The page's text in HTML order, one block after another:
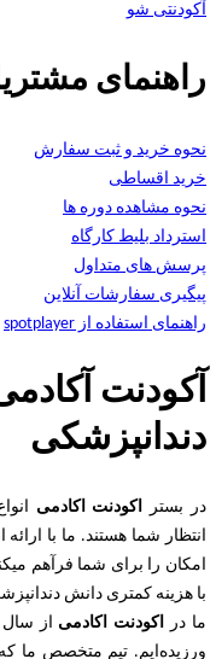
آکودنتی شو
راهنمای
نحوه خرید و ثبت سفارش
خرید اقساطی
نحوه مشاهده دوره ها
استرداد بلیط کارگاه
پرسش های متداول
پیگیری سفارشات آنلاین
راهنمای استفاده از spotplayer
آکودنت
دندانپزشکی
در بستر اکودنت اکادمی
انتظار شما هستند. ما با
امکان را برای شما فرآهم
با هزینه کمتری دانش
ما در اکودنت اکادمی
ورزیده‌‌ایم. تیم متخصص ما